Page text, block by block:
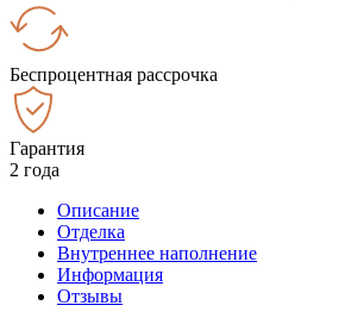
Беспроцентная рассрочка
Гарантия
2 года
Описание
Отделка
Внутреннее наполнение
Информация
Отзывы